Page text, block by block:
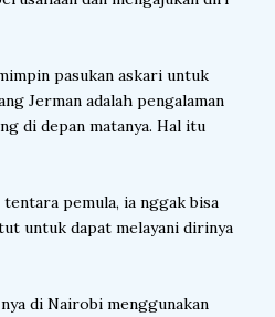
pasukan askari untuk
Jerman adalah pengalaman
di depan matanya. Hal itu
pemula, ia nggak bisa
untuk dapat melayani dirinya
di Nairobi menggunakan